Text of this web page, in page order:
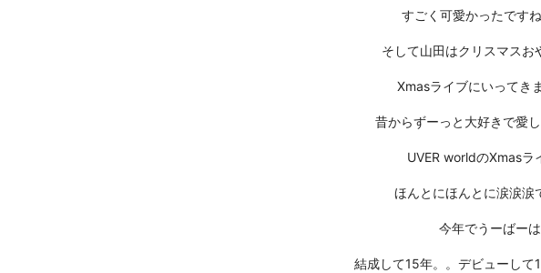
すごく可愛かったです
そして山田はクリスマスお
Xmasライブにいってき
昔からずーっと大好きで愛
UVER worldのXmasラ
ほんとにほんとに涙涙涙
今年でうーばーは
結成して15年。。デビューして